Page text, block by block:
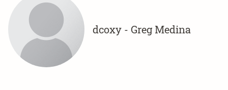
dcoxy - Greg Medina